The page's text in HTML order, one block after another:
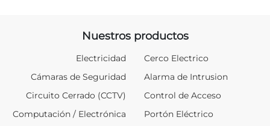
Nuestros productos
Electricidad
Cámaras de Seguridad
Circuito Cerrado (CCTV)
Computación / Electrónica
Cerco Electrico
Alarma de Intrusion
Control de Acceso
Portón Eléctrico